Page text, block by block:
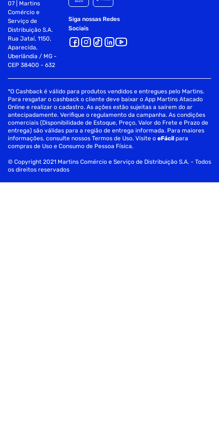
07 | Martins
Comércio e
Serviço de
Distribuição S.A.
Rua Jataí, 1150,
Aparecida,
Uberlândia / MG -
CEP 38400 - 632
Siga nossas Redes
Sociais
*O Cashback é válido para produtos vendidos e entregues pelo Martins.
Para resgatar o cashback o cliente deve baixar o App Martins Atacado
Online e realizar o cadastro. As ações estão sujeitas a saírem do ar
antecipadamente. Verifique o regulamento da campanha. As condições
comerciais (Disponibilidade de Estoque, Preço, Valor do Frete e Prazo de
entrega) são válidas para a região de entrega informada. Para maiores
informações, consulte nossos Termos de Uso. Visite oeFácil para
compras de Uso e Consumo de Pessoa Física.
© Copyright 2021 Martins Comércio e Serviço de Distribuição S.A. - Todos
os direitos reservados